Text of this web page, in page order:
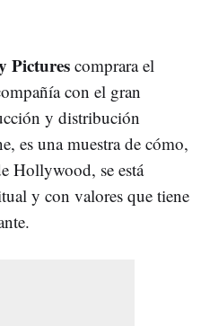
Pictures comprara el
con el gran
y distribución
es una muestra de cómo,
Hollywood, se está
y con valores que tiene